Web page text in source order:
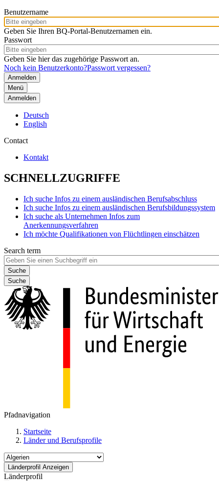
Benutzername
Geben Sie Ihren BQ-Portal-Benutzernamen ein.
Passwort
Geben Sie hier das zugehörige Passwort an.
Noch kein Benutzerkonto?Passwort vergessen?
Menü
Anmelden
Deutsch
English
Contact
Kontakt
SCHNELLZUGRIFFE
Ich suche Infos zu einem ausländischen Berufsabschluss
Ich suche Infos zu einem ausländischen Berufsbildungssystem
Ich suche als Unternehmen Infos zum
Anerkennungsverfahren
Ich möchte Qualifikationen von Flüchtlingen einschätzen
Search term
Suche
Pfadnavigation
Startseite
Länder und Berufsprofile
Länderprofil